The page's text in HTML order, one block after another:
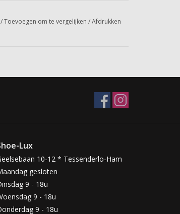
/Toevoegen om te vergelijken /Afdrukken
Lux
10-12 * Tessenderlo-Ham
gesloten
9 - 18u
9 - 18u
9 - 18u